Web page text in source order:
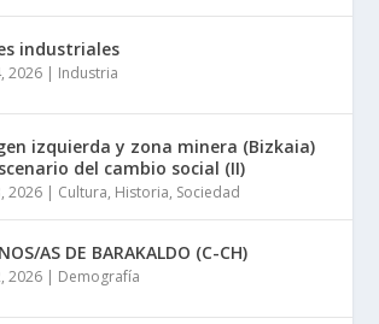
industriales
2026 | Industria
izquierda y zona minera (Bizkaia)
del cambio social (II)
2026 | Cultura, Historia, Sociedad
AS DE BARAKALDO (C-CH)
2026 | Demografía